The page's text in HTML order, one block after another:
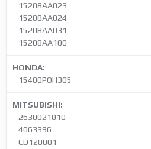
15208AA023
15208AA024
15208AA031
15208AA100
HONDA:
15400POH305
MITSUBISHI:
2630021010
4063396
CD120001